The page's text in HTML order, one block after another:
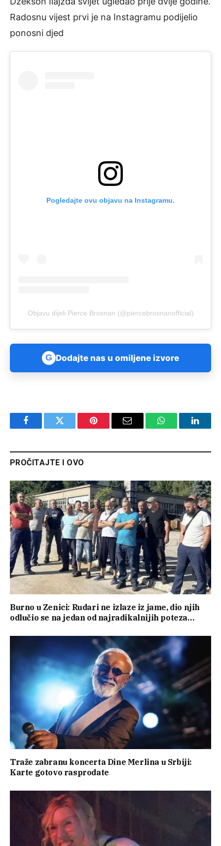
Radosnu vijest prvi je na Instagramu podijelio
ponosni djed
Pogledajte ovu objavu na Instagramu.
Objavu dijeli Pierce Brosnan (@piercebrosnanofficial)
G Dodajte nas u omiljene izvore
FacebookTwitter Pinterest Email WhatsApp
PROČITAJTE I OVO
Burno u Zenici: Rudari ne izlaze iz jame, dio njih
odlučio se na jedan od najradikalnijih poteza…
Traže zabranu koncerta Dine Merlina u Srbiji:
Karte gotovo rasprodate